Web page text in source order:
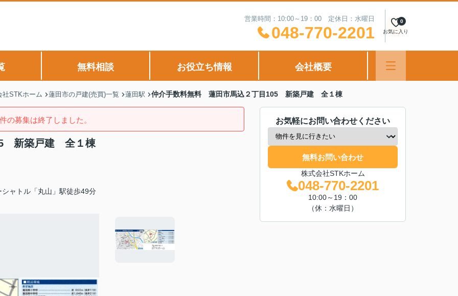
営業時間：10:00～19：00 定休日：水曜日
048-770-2201 お気に入り
0
無料相談 お役立ち情報 会社概要
社STKホーム 蓮田市の戸建(売買)一覧 蓮田駅 仲介手数料無料 蓮田市馬込２丁目105 新築戸建 全１棟
の募集は終了しました。
新築戸建 全１棟
ャトル「丸山」駅徒歩49分
お気軽にお問い合わせください
無料お問い合わせ
株式会社STKホーム
048-770-2201
10:00～19：00
（休：水曜日）